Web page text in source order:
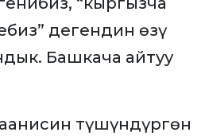
дегендин өзү
Башкача айтуу
түшүндүргөн